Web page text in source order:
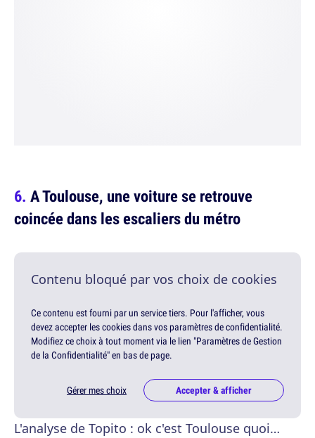
A Toulouse, une voiture se retrouve
coincée dans les escaliers du métro
Contenu bloqué par vos choix de cookies
Ce contenu est fourni par un service tiers. Pour l'afficher, vous
devez accepter les cookies dans vos paramètres de confidentialité.
Modifiez ce choix à tout moment via le lien "Paramètres de Gestion
de la Confidentialité" en bas de page.
Gérer mes choix Accepter & afficher
L'analyse de Topito : ok c'est Toulouse quoi…